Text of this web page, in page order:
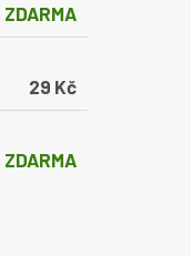
ZDARMA
29 Kč
ZDARMA